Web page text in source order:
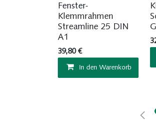
Sofort ab Lager
Fenster-
Klemmrahmen
Streamline 25 DIN
A1
39,80€
In den Warenkorb